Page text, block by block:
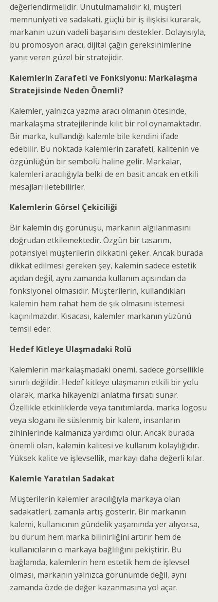
değerlendirmelidir. Unutulmamalıdır ki, müşteri
memnuniyeti ve sadakati, güçlü bir iş ilişkisi kurarak,
markanın uzun vadeli başarısını destekler. Dolayısıyla,
bu promosyon aracı, dijital çağın gereksinimlerine
yanıt veren güzel bir stratejidir.
Kalemlerin Zarafeti ve Fonksiyonu: Markalaşma
Stratejisinde Neden Önemli?
Kalemler, yalnızca yazma aracı olmanın ötesinde,
markalaşma stratejilerinde kilit bir rol oynamaktadır.
Bir marka, kullandığı kalemle bile kendini ifade
edebilir. Bu noktada kalemlerin zarafeti, kalitenin ve
özgünlüğün bir sembolü haline gelir. Markalar,
kalemleri aracılığıyla belki de en basit ancak en etkili
mesajları iletebilirler.
Kalemlerin Görsel Çekiciliği
Bir kalemin dış görünüşü, markanın algılanmasını
doğrudan etkilemektedir. Özgün bir tasarım,
potansiyel müşterilerin dikkatini çeker. Ancak burada
dikkat edilmesi gereken şey, kalemin sadece estetik
açıdan değil, aynı zamanda kullanım açısından da
fonksiyonel olmasıdır. Müşterilerin, kullandıkları
kalemin hem rahat hem de şık olmasını istemesi
kaçınılmazdır. Kısacası, kalemler markanın yüzünü
temsil eder.
Hedef Kitleye Ulaşmadaki Rolü
Kalemlerin markalaşmadaki önemi, sadece görsellikle
sınırlı değildir. Hedef kitleye ulaşmanın etkili bir yolu
olarak, marka hikayenizi anlatma fırsatı sunar.
Özellikle etkinliklerde veya tanıtımlarda, marka logosu
veya sloganı ile süslenmiş bir kalem, insanların
zihinlerinde kalmanıza yardımcı olur. Ancak burada
önemli olan, kalemin kalitesi ve kullanım kolaylığıdır.
Yüksek kalite ve işlevsellik, markayı daha değerli kılar.
Kalemle Yaratılan Sadakat
Müşterilerin kalemler aracılığıyla markaya olan
sadakatleri, zamanla artış gösterir. Bir markanın
kalemi, kullanıcının gündelik yaşamında yer alıyorsa,
bu durum hem marka bilinirliğini artırır hem de
kullanıcıların o markaya bağlılığını pekiştirir. Bu
bağlamda, kalemlerin hem estetik hem de işlevsel
olması, markanın yalnızca görünümde değil, aynı
zamanda özde de değer kazanmasına yol açar.